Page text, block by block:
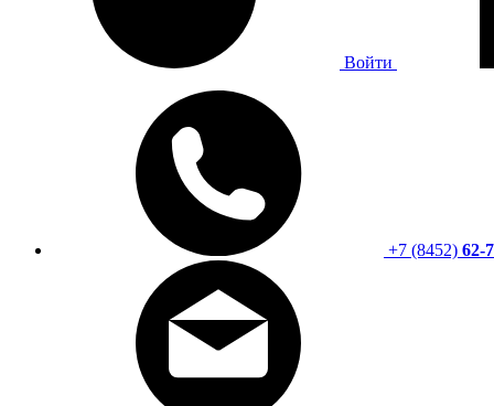
Войти
+7 (8452) 62-